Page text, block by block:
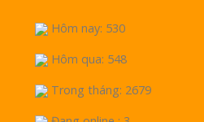
Hôm nay: 530
Hôm qua: 548
Trong tháng: 2679